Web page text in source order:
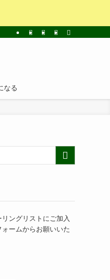
なる
リングリストにご加入
ームからお願いいた